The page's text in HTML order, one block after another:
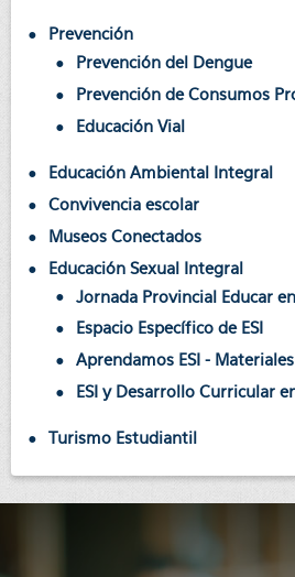
Prevención
Prevención del Dengue
Prevención de Consumos
Educación Vial
Educación Ambiental Integral
Convivencia escolar
Museos Conectados
Educación Sexual Integral
Jornada Provincial Educar
Espacio Específico de ESI
Aprendamos ESI -
ESI y Desarrollo Curricular
Turismo Estudiantil